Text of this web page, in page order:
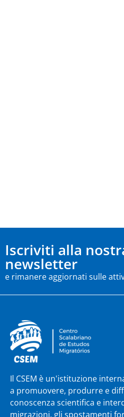
Iscriviti alla
newsletter
e rimanere aggiornati sulle
Il CSEM è un'istituzione
a promuovere, produrre e
conoscenza scientifica e
migrazioni, gli spostamenti